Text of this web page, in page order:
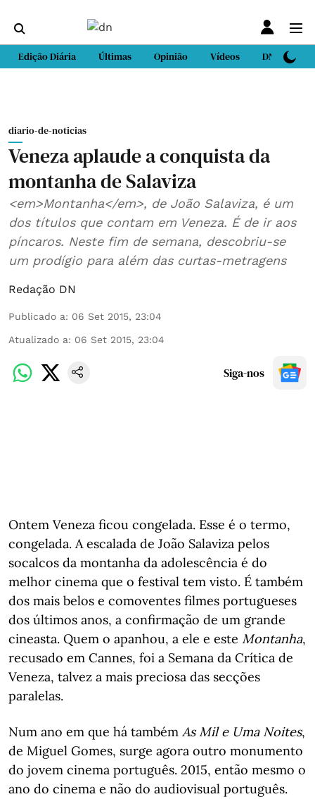
Edição Diária Últimas Opinião Vídeos DN Sport
diario-de-noticias
Veneza aplaude a conquista da
montanha de Salaviza
<em>Montanha</em>, de João Salaviza, é um
dos títulos que contam em Veneza. É de ir aos
píncaros. Neste fim de semana, descobriu-se
um prodígio para além das curtas-metragens
Redação DN
Publicado a: 06 Set 2015, 23:04
Atualizado a: 06 Set 2015, 23:04
Siga-nos
Ontem Veneza ficou congelada. Esse é o termo,
congelada. A escalada de João Salaviza pelos
socalcos da montanha da adolescência é do
melhor cinema que o festival tem visto. É também
dos mais belos e comoventes filmes portugueses
dos últimos anos, a confirmação de um grande
cineasta. Quem o apanhou, a ele e este Montanha,
recusado em Cannes, foi a Semana da Crítica de
Veneza, talvez a mais preciosa das secções
paralelas.
Num ano em que há também As Mil e Uma Noites,
de Miguel Gomes, surge agora outro monumento
do jovem cinema português. 2015, então mesmo o
ano do cinema e não do audiovisual português.